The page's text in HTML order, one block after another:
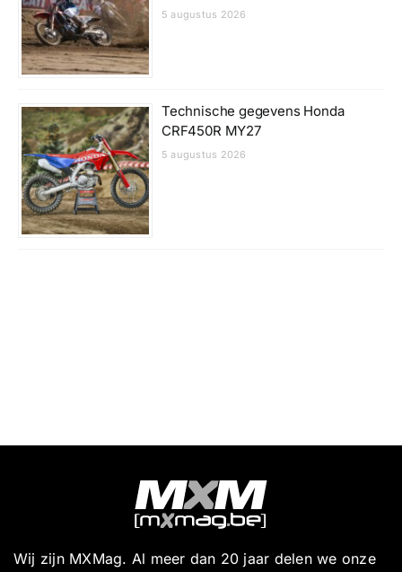
5 augustus 2026
Technische gegevens Honda
CRF450R MY27
5 augustus 2026
Wij zijn MXMag. Al meer dan 20 jaar delen we onze